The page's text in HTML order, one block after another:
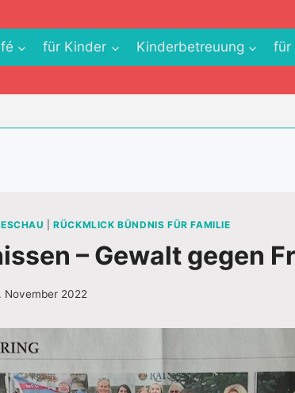
für Kinder Kinderbetreuung für
|RÜCKMLICK BÜNDNIS FÜR FAMILIE
– Gewalt gegen
November 2022